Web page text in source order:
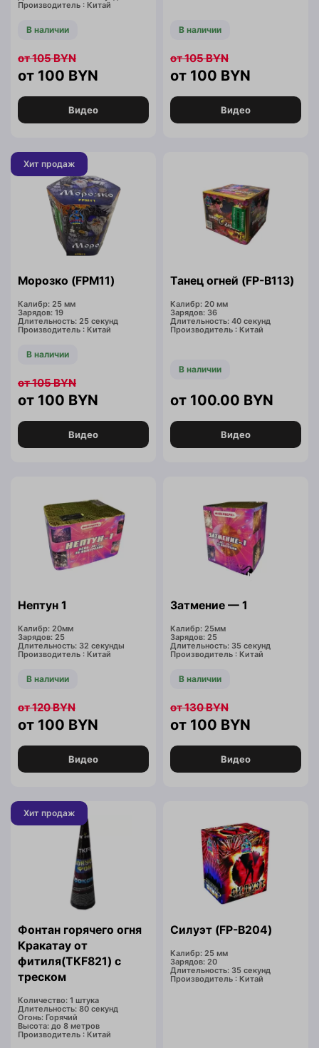
Производитель : Китай
В наличии
100 BYN
105BYN
Видео
В наличии
100 BYN
105BYN
Видео
Хит продаж
Морозко (FPM11)
Калибр: 25 мм
Зарядов: 19
Длительность: 25 секунд
Производитель : Китай
В наличии
100 BYN
105BYN
Видео
Танец огней (FP-B113)
Калибр: 20 мм
Зарядов: 36
Длительность: 40 секунд
Производитель : Китай
В наличии
100.00 BYN
Видео
Нептун 1
Калибр: 20мм
Зарядов: 25
Длительность: 32 секунды
Производитель : Китай
В наличии
100 BYN
120BYN
Видео
Затмение — 1
Калибр: 25мм
Зарядов: 25
Длительность: 35 секунд
Производитель : Китай
В наличии
100 BYN
130BYN
Видео
Хит продаж
Фонтан горячего огня
Кракатау от
фитиля(TKF821) с
треском
Количество: 1 штука
Длительность: 80 секунд
Огонь: Горячий
Высота: до 8 метров
Производитель : Китай
Силуэт (FP-B204)
Калибр: 25 мм
Зарядов: 20
Длительность: 35 секунд
Производитель : Китай